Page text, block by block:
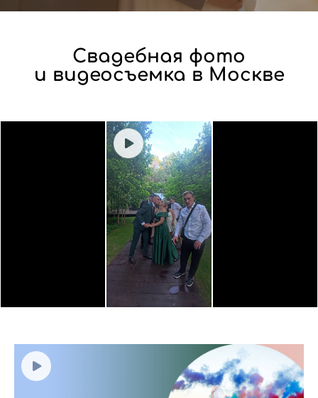
Свадебная фото
и видеосъемка в Москве